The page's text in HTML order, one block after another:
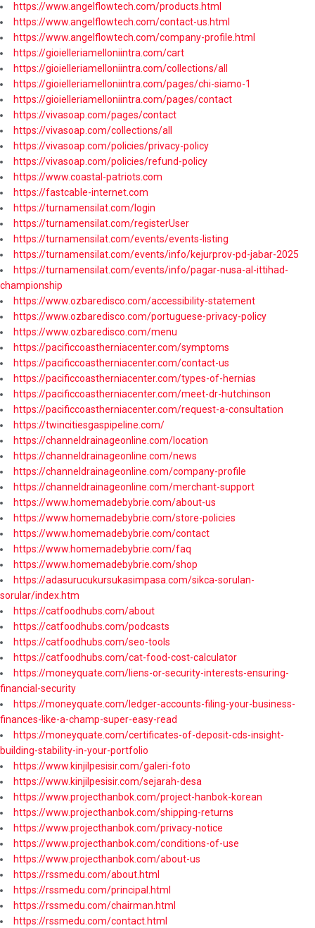
https://www.angelflowtech.com/products.html
https://www.angelflowtech.com/contact-us.html
https://www.angelflowtech.com/company-profile.html
https://gioielleriamelloniintra.com/cart
https://gioielleriamelloniintra.com/collections/all
https://gioielleriamelloniintra.com/pages/chi-siamo-1
https://gioielleriamelloniintra.com/pages/contact
https://vivasoap.com/pages/contact
https://vivasoap.com/collections/all
https://vivasoap.com/policies/privacy-policy
https://vivasoap.com/policies/refund-policy
https://www.coastal-patriots.com
https://fastcable-internet.com
https://turnamensilat.com/login
https://turnamensilat.com/registerUser
https://turnamensilat.com/events/events-listing
https://turnamensilat.com/events/info/kejurprov-pd-jabar-2025
https://turnamensilat.com/events/info/pagar-nusa-al-ittihad-
championship
https://www.ozbaredisco.com/accessibility-statement
https://www.ozbaredisco.com/portuguese-privacy-policy
https://www.ozbaredisco.com/menu
https://pacificcoastherniacenter.com/symptoms
https://pacificcoastherniacenter.com/contact-us
https://pacificcoastherniacenter.com/types-of-hernias
https://pacificcoastherniacenter.com/meet-dr-hutchinson
https://pacificcoastherniacenter.com/request-a-consultation
https://twincitiesgaspipeline.com/
https://channeldrainageonline.com/location
https://channeldrainageonline.com/news
https://channeldrainageonline.com/company-profile
https://channeldrainageonline.com/merchant-support
https://www.homemadebybrie.com/about-us
https://www.homemadebybrie.com/store-policies
https://www.homemadebybrie.com/contact
https://www.homemadebybrie.com/faq
https://www.homemadebybrie.com/shop
https://adasurucukursukasimpasa.com/sikca-sorulan-
sorular/index.htm
https://catfoodhubs.com/about
https://catfoodhubs.com/podcasts
https://catfoodhubs.com/seo-tools
https://catfoodhubs.com/cat-food-cost-calculator
https://moneyquate.com/liens-or-security-interests-ensuring-
financial-security
https://moneyquate.com/ledger-accounts-filing-your-business-
finances-like-a-champ-super-easy-read
https://moneyquate.com/certificates-of-deposit-cds-insight-
building-stability-in-your-portfolio
https://www.kinjilpesisir.com/galeri-foto
https://www.kinjilpesisir.com/sejarah-desa
https://www.projecthanbok.com/project-hanbok-korean
https://www.projecthanbok.com/shipping-returns
https://www.projecthanbok.com/privacy-notice
https://www.projecthanbok.com/conditions-of-use
https://www.projecthanbok.com/about-us
https://rssmedu.com/about.html
https://rssmedu.com/principal.html
https://rssmedu.com/chairman.html
https://rssmedu.com/contact.html